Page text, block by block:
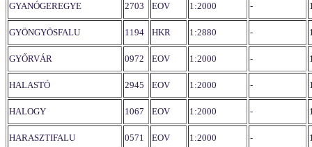
GYANÓGEREGYE 2703 EOV 1:2000 -
GYÖNGYÖSFALU 1194 HKR 1:2880 -
GYŐRVÁR 0972 EOV 1:2000 -
HALASTÓ 2945 EOV 1:2000 -
HALOGY 1067 EOV 1:2000 -
HARASZTIFALU 0571 EOV 1:2000 -